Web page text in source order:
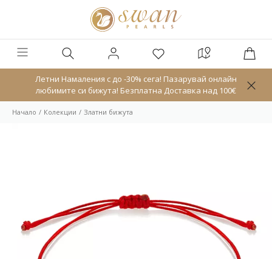
Летни Намаления с до -30% сега! Пазарувай онлайн
любимите си бижута! Безплатна Доставка над 100€
Начало Колекции Златни бижута